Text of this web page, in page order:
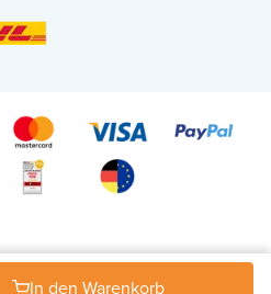
In den Warenkorb
DE343506152 -AGB Widerrufsrecht